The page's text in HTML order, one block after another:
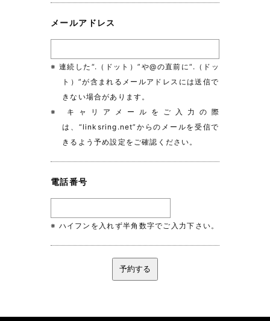
メールアドレス
※ 連続した“.（ドット）”や@の直前に“.（ドッ
ト）”が含まれるメールアドレスには送信で
きない場合があります。
※ キャリアメールをご入力の際
は、“linksring.net”からのメールを受信で
きるよう予め設定をご確認ください。
電話番号
※ ハイフンを入れず半角数字でご入力下さい。